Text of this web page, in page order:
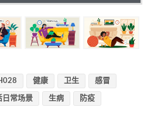
健康 卫生 感冒
日常场景 生病 防疫